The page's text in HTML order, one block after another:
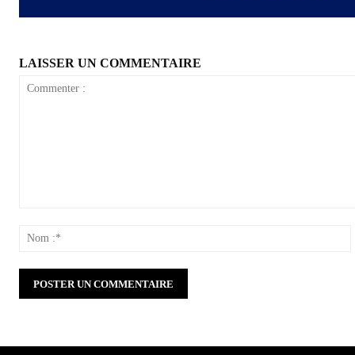
LAISSER UN COMMENTAIRE